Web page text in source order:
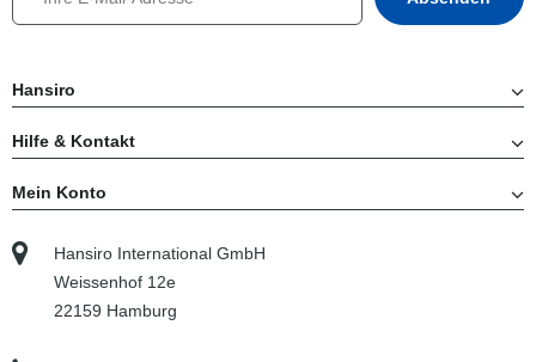
Hansiro
Hilfe & Kontakt
Mein Konto
Hansiro International GmbH
Weissenhof 12e
22159 Hamburg